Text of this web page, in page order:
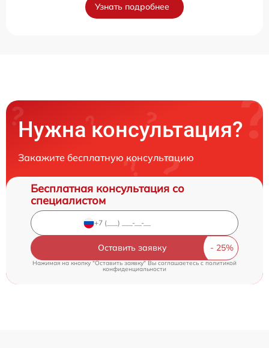
Узнать подробнее
Нужна консультация?
Закажите бесплатную консультацию
Бесплатная консультация со
специалистом
Оставить заявку
Нажимая на кнопку "Оставить заявку" Вы соглашаетесь cполитикой
конфиденциальности